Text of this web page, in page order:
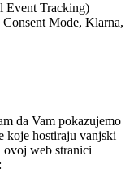
Event Tracking)
Mode, Klarna,
da Vam pokazujemo
koje hostiraju vanjski
ovoj web stranici